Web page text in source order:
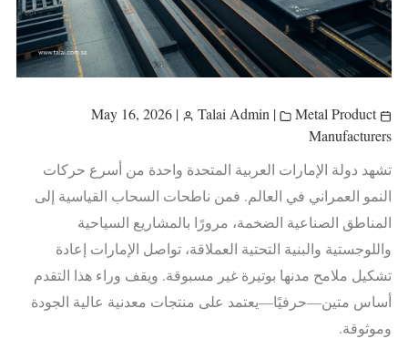
May 16, 2026
| Talai Admin |
Metal Product
Manufacturers
تشهد دولة الإمارات العربية المتحدة واحدة من أسرع حركات
النمو العمراني في العالم. فمن ناطحات السحاب القياسية إلى
المناطق الصناعية الضخمة، مرورًا بالمشاريع السياحية
واللوجستية والبنية التحتية العملاقة، تواصل الإمارات إعادة
تشكيل ملامح مدنها بوتيرة غير مسبوقة. ويقف وراء هذا التقدم
أساس متين—حرفيًا—يعتمد على منتجات معدنية عالية الجودة
وموثوقة.